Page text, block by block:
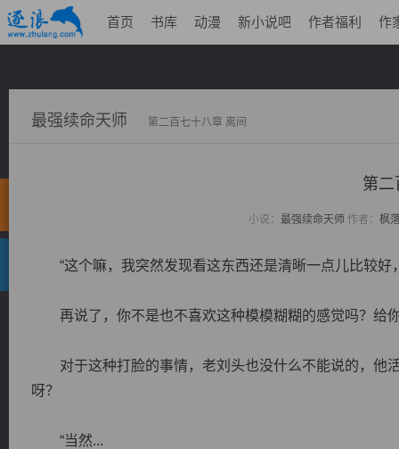
首页 书库 动漫 新小说吧 作者福利 作
最强续命天师 第二百七十八章 离间
第二
小说： 最强续命天师 作者： 枫
“这个嘛，我突然发现看这东西还是清晰一点儿比较好
再说了，你不是也不喜欢这种模模糊糊的感觉吗？给你
对于这种打脸的事情，老刘头也没什么不能说的，他
呀？
“当然...